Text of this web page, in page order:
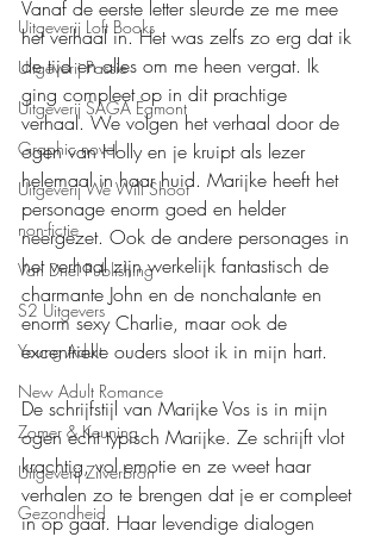
Uitgeverij Loft Books
Uitgeverij Passie
Uitgeverij SAGA Egmont
Graphic novel
Uitgeverij We Will Shoot
non-fictie
Van Driel Publishing
S2 Uitgevers
Young Adult
New Adult Romance
Zomer & Keuning
Uitgeverij Zilverbron
Gezondheid
Vanaf de eerste letter sleurde ze me mee
het verhaal in. Het was zelfs zo erg dat ik
de tijd en alles om me heen vergat. Ik
ging compleet op in dit prachtige
verhaal. We volgen het verhaal door de
ogen van Holly en je kruipt als lezer
helemaal in haar huid. Marijke heeft het
personage enorm goed en helder
neergezet. Ook de andere personages in
het verhaal zijn werkelijk fantastisch de
charmante John en de nonchalante en
enorm sexy Charlie, maar ook de
excentrieke ouders sloot ik in mijn hart.
De schrijfstijl van Marijke Vos is in mijn
ogen echt typisch Marijke. Ze schrijft vlot
krachtig, vol emotie en ze weet haar
verhalen zo te brengen dat je er compleet
in op gaat. Haar levendige dialogen